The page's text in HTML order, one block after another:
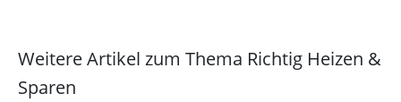
Weitere Artikel zum Thema Richtig Heizen &
Sparen